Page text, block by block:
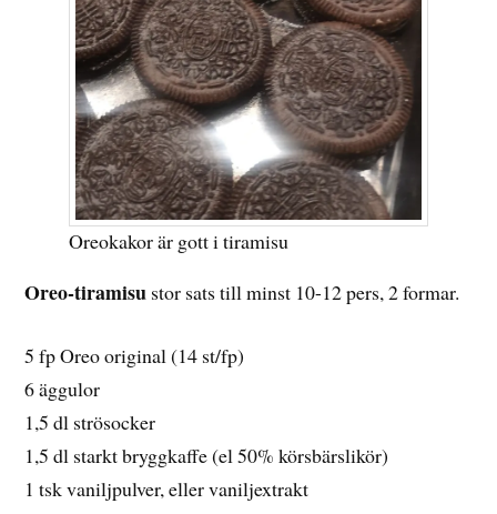
Oreokakor är gott i tiramisu
Oreo-tiramisu stor sats till minst 10-12 pers, 2 formar.
5 fp Oreo original (14 st/fp)
6 äggulor
1,5 dl strösocker
1,5 dl starkt bryggkaffe (el 50% körsbärslikör)
1 tsk vaniljpulver, eller vaniljextrakt